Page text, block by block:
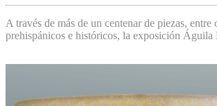
A través de más de un centenar de piezas, entre
prehispánicos e históricos, la exposición